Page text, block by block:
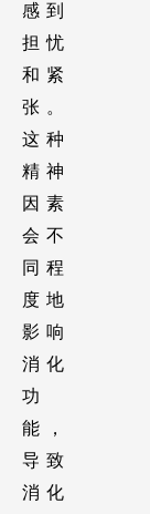
感到
担忧
和紧
张。
这种
精神
因素
会不
同程
度地
影响
消化
功
能，
导致
消化